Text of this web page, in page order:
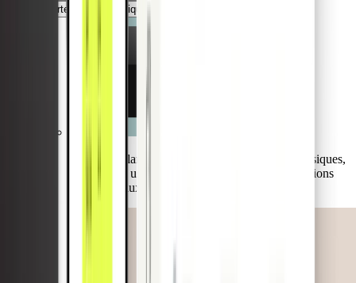
Portefeuille numérique
Offrez une large gamme de types de cartes : physiques,
virtuelles, à usage unique, lodge et flotte, des options
classiques aux solutions sectorielles.